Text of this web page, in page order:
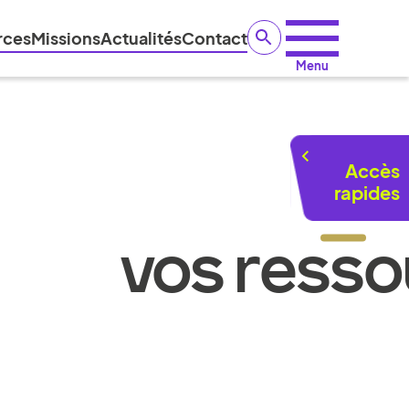
MissionsActualitésContact
Menu
VOS
Accès
rapides